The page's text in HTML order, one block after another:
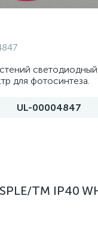
для фотосинтеза.
UL-00004847
TM IP40